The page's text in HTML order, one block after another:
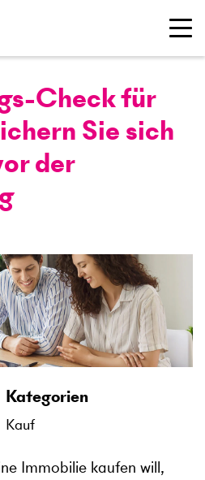
Check für
Sie sich
der
Kategorien
Kauf
Immobilie kaufen will,